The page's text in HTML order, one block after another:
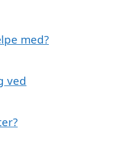
med?
ved